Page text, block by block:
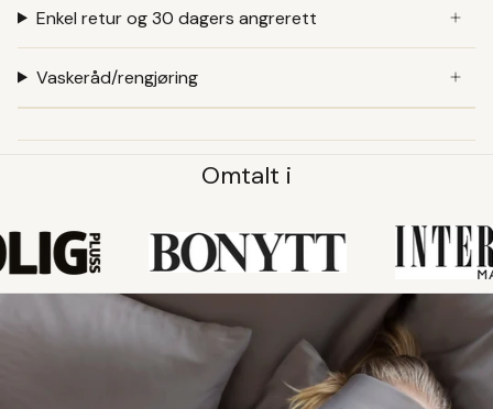
Enkel retur og 30 dagers angrerett
Vaskeråd/rengjøring
Omtalt i